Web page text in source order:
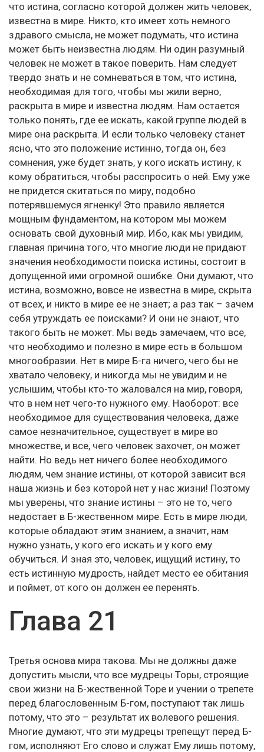
что истина, согласно которой должен жить человек,
известна в мире. Никто, кто имеет хоть немного
здравого смысла, не может подумать, что истина
может быть неизвестна людям. Ни один разумный
человек не может в такое поверить. Нам следует
твердо знать и не сомневаться в том, что истина,
необходимая для того, чтобы мы жили верно,
раскрыта в мире и известна людям. Нам остается
только понять, где ее искать, какой группе людей в
мире она раскрыта. И если только человеку станет
ясно, что это положение истинно, тогда он, без
сомнения, уже будет знать, у кого искать истину, к
кому обратиться, чтобы расспросить о ней. Ему уже
не придется скитаться по миру, подобно
потерявшемуся ягненку! Это правило является
мощным фундаментом, на котором мы можем
основать свой духовный мир. Ибо, как мы увидим,
главная причина того, что многие люди не придают
значения необходимости поиска истины, состоит в
допущенной ими огромной ошибке. Они думают, что
истина, возможно, вовсе не известна в мире, скрыта
от всех, и никто в мире ее не знает; а раз так – зачем
себя утруждать ее поисками? И они не знают, что
такого быть не может. Мы ведь замечаем, что все,
что необходимо и полезно в мире есть в большом
многообразии. Нет в мире Б-га ничего, чего бы не
хватало человеку, и никогда мы не увидим и не
услышим, чтобы кто-то жаловался на мир, говоря,
что в нем нет чего-то нужного ему. Наоборот: все
необходимое для существования человека, даже
самое незначительное, существует в мире во
множестве, и все, чего человек захочет, он может
найти. Но ведь нет ничего более необходимого
людям, чем знание истины, от которой зависит вся
наша жизнь и без которой нет у нас жизни! Поэтому
мы уверены, что знание истины – это не то, чего
недостает в Б-жественном мире. Есть в мире люди,
которые обладают этим знанием, а значит, нам
нужно узнать, у кого его искать и у кого ему
обучиться. И зная это, человек, ищущий истину, то
есть истинную мудрость, найдет место ее обитания
и поймет, от кого он должен ее перенять.
Глава 21
Третья основа мира такова. Мы не должны даже
допустить мысли, что все мудрецы Торы, строящие
свои жизни на Б-жественной Торе и учении о трепете
перед благословенным Б-гом, поступают так лишь
потому, что это – результат их волевого решения.
Многие думают, что эти мудрецы трепещут перед Б-
гом, исполняют Его слово и служат Ему лишь потому,